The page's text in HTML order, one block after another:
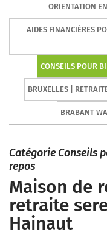
ORIENTATION
AIDES FINANCIÈRES
CONSEILS POUR
BRUXELLES |
BRABANT
Catégorie Conseils
repos
Maison de
retraite
Hainaut